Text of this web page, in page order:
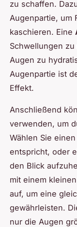
zu schaffen.
Augenpartie, um
kaschieren. Eine
Schwellungen
Augen zu
Augenpartie ist
Effekt.
Anschließend
verwenden, um
Wählen Sie
entspricht, oder
den Blick
mit einem
auf, um eine
gewährleisten.
nur die Augen